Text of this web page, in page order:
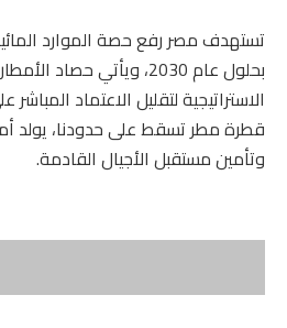
بحلول عام 2030، ويأتي
الاستراتيجية لتقليل الاعتماد
قطرة مطر تسقط على حدودنا، يولد
وتأمين مستقبل الأجيال القادمة.